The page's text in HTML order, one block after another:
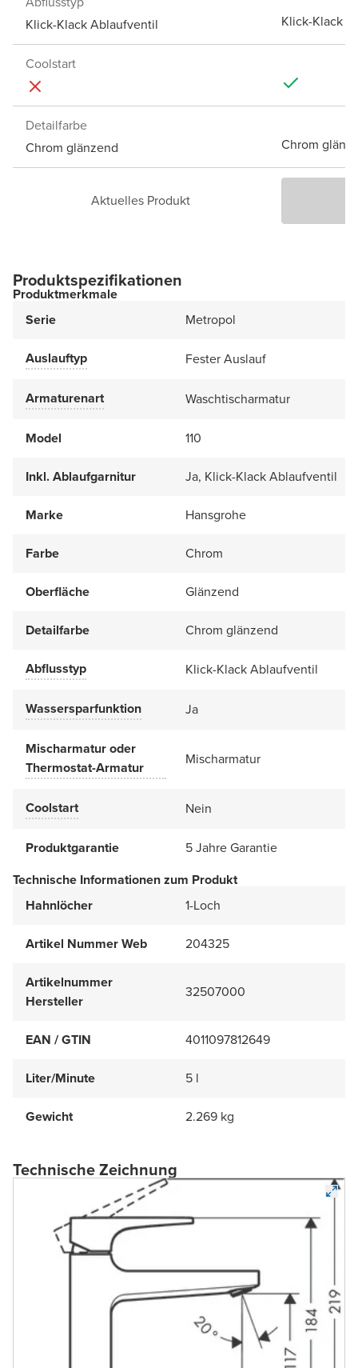
Klick-Klack Ablaufventil
Klick-Klack
Coolstart
Detailfarbe
Chrom glänzend
Chrom
Aktuelles Produkt
Produktspezifikationen
Produktmerkmale
Serie
Metropol
Auslauftyp Fester Auslauf
Armaturenart Waschtischarmatur
Model 110
Inkl. Ablaufgarnitur Ja, Klick-Klack Ablaufventil
Marke Hansgrohe
Farbe Chrom
Oberfläche Glänzend
Detailfarbe Chrom glänzend
Abflusstyp Klick-Klack Ablaufventil
Wassersparfunktion Ja
Mischarmatur oder
Thermostat-Armatur
Mischarmatur
Coolstart Nein
Produktgarantie
5 Jahre Garantie
Technische Informationen zum Produkt
Hahnlöcher
1-Loch
Artikel Nummer Web 204325
Artikelnummer
Hersteller
32507000
EAN / GTIN 4011097812649
Liter/Minute 5 l
Gewicht 2.269 kg
Technische Zeichnung